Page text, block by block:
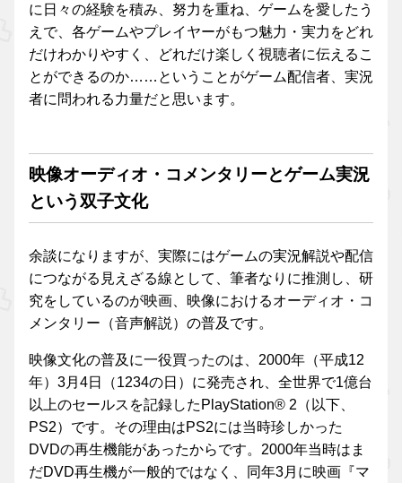
に日々の経験を積み、努力を重ね、ゲームを愛したう
えで、各ゲームやプレイヤーがもつ魅力・実力をどれ
だけわかりやすく、どれだけ楽しく視聴者に伝えるこ
とができるのか……ということがゲーム配信者、実況
者に問われる力量だと思います。
映像オーディオ・コメンタリーとゲーム実況
という双子文化
余談になりますが、実際にはゲームの実況解説や配信
につながる見えざる線として、筆者なりに推測し、研
究をしているのが映画、映像におけるオーディオ・コ
メンタリー（音声解説）の普及です。
映像文化の普及に一役買ったのは、2000年（平成12
年）3月4日（1234の日）に発売され、全世界で1億台
以上のセールスを記録したPlayStation® 2（以下、
PS2）です。その理由はPS2には当時珍しかった
DVDの再生機能があったからです。2000年当時はま
だDVD再生機が一般的ではなく、同年3月に映画『マ